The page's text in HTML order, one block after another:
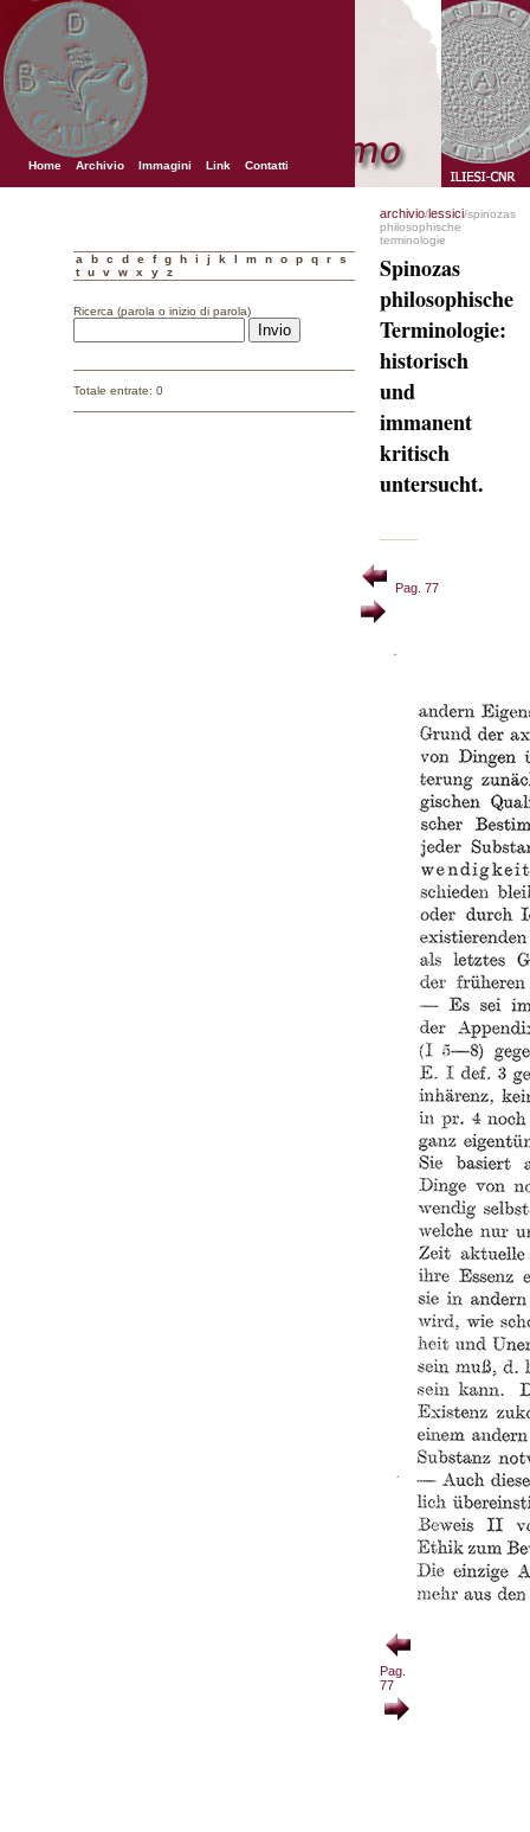
Home Archivio Immagini Link Contatti
a b c d e f g h i j k l m n o p q r
s
t
u v w x y z
Ricerca (parola o inizio di parola)
Totale entrate: 0
archivio/lessici/spinozas
philosophische
terminologie
Spinozas
philosophische
Terminologie:
historisch
und
immanent
kritisch
untersucht.
Pag. 77
Pag.
77